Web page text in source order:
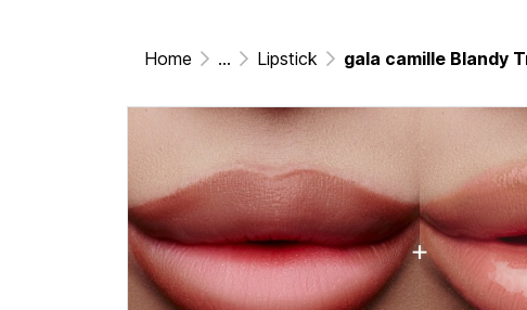
Home ... Lipstick gala camille Blandy